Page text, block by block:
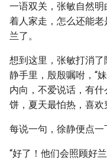
一语双关，张敏自然
着人家走，怎么还能
兰了。
想到这里，张敏打消
静手里，殷殷嘱咐，“
内向，不爱说话，有
饼，夏天最怕热，喜欢
每说一句，徐静便点一
“好了！他们会照顾好